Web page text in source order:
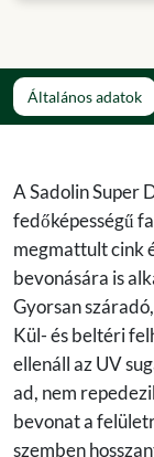
Általános adatok
A Sadolin Super
fedőképességű
megmattult cink
bevonására is
Gyorsan
Kül- és beltéri
ellenáll az UV
ad, nem
bevonat a
szemben